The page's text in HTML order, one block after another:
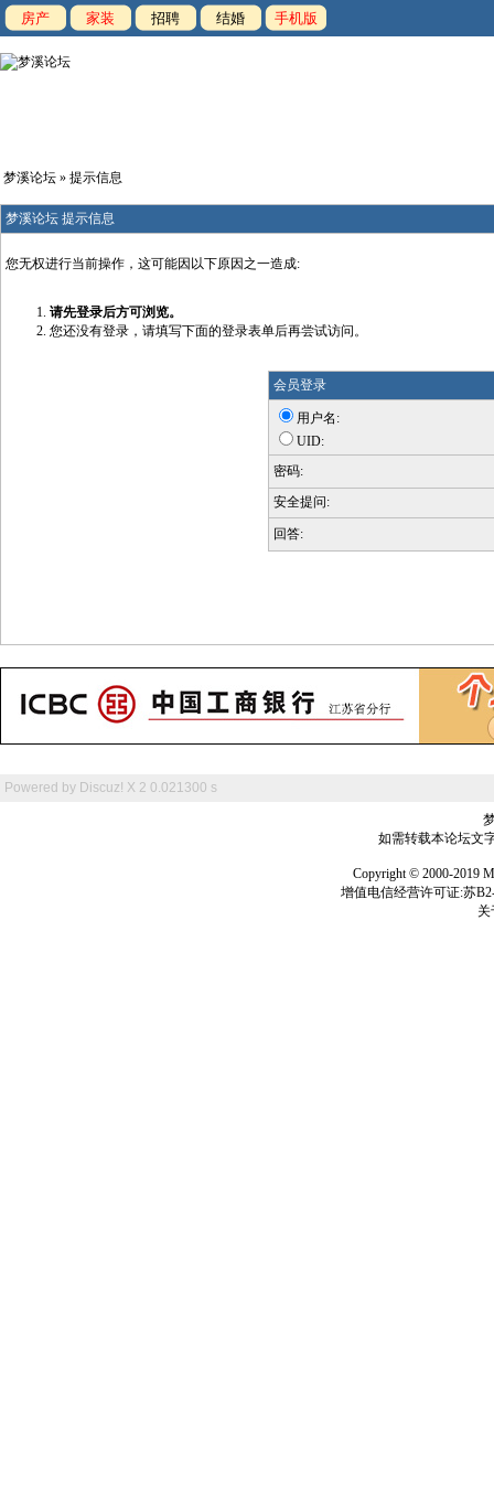
房产 家装 招聘 结婚 手机版
梦溪论坛 » 提示信息
梦溪论坛 提示信息
您无权进行当前操作，这可能因以下原因之一造成:
请先登录后方可浏览。
您还没有登录，请填写下面的登录表单后再尝试访问。
会员登录
用户名:
UID:
密码:
安全提问:
回答:
Powered by Discuz! X 2 0.021300 s
如需转载本论坛文
Copyright © 2000-2019
增值电信经营许可证:苏
关